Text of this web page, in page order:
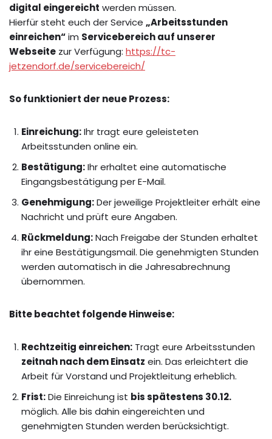
digital eingereicht werden müssen.
Hierfür steht euch der Service „Arbeitsstunden
einreichen“im Servicebereich auf unserer
Webseite zur Verfügung: https://tc-
jetzendorf.de/servicebereich/
So funktioniert der neue Prozess:
Einreichung:Ihr tragt eure geleisteten
Arbeitsstunden online ein.
Bestätigung:Ihr erhaltet eine automatische
Eingangsbestätigung per E-Mail.
Genehmigung:Der jeweilige Projektleiter erhält eine
Nachricht und prüft eure Angaben.
Rückmeldung:Nach Freigabe der Stunden erhaltet
ihr eine Bestätigungsmail. Die genehmigten Stunden
werden automatisch in die Jahresabrechnung
übernommen.
Bitte beachtet folgende Hinweise:
Rechtzeitig einreichen: Tragt eure Arbeitsstunden
zeitnah nach dem Einsatz ein. Das erleichtert die
Arbeit für Vorstand und Projektleitung erheblich.
Frist:Die Einreichung ist bis spätestens 30.12.
möglich. Alle bis dahin eingereichten und
genehmigten Stunden werden berücksichtigt.